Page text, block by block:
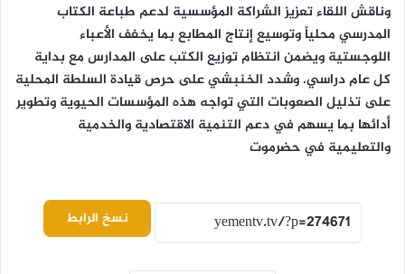
وناقش اللقاء تعزيز الشراكة المؤسسية لدعم طباعة الكتاب
المدرسي محلياً وتوسيع إنتاج المطابع بما يخفف الأعباء
اللوجستية ويضمن انتظام توزيع الكتب على المدارس مع بداية
كل عام دراسي. وشدد الخنبشي على حرص قيادة السلطة المحلية
على تذليل الصعوبات التي تواجه هذه المؤسسات الحيوية وتطوير
أدائها بما يسهم في دعم التنمية الاقتصادية والخدمية
والتعليمية في حضرموت
نسخ الرابط